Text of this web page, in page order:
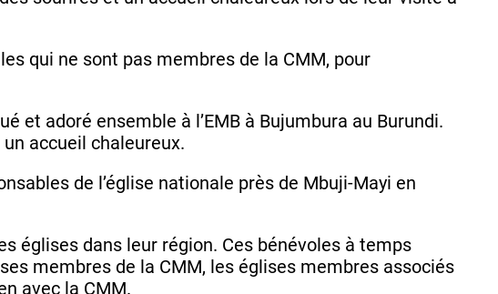
qui ne sont pas membres de la CMM, pour
et adoré ensemble à l’EMB à Bujumbura au Burundi.
accueil chaleureux.
de l’église nationale près de Mbuji-Mayi en
églises dans leur région. Ces bénévoles à temps
membres de la CMM, les églises membres associés
avec la CMM.